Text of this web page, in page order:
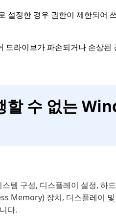
설정한 경우 권한이 제한되어
라이브가 파손되거나 손상된
할 수 없는
구성, 디스플레이 설정, 하
Memory) 장치, 디스플레이
다.